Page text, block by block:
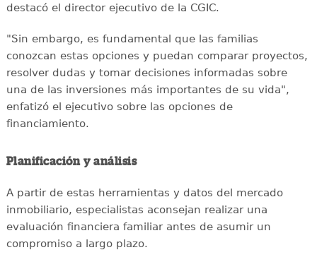
destacó el director ejecutivo de la CGIC.
"Sin embargo, es fundamental que las familias
conozcan estas opciones y puedan comparar proyectos,
resolver dudas y tomar decisiones informadas sobre
una de las inversiones más importantes de su vida",
enfatizó el ejecutivo sobre las opciones de
financiamiento.
Planificación y análisis
A partir de estas herramientas y datos del mercado
inmobiliario, especialistas aconsejan realizar una
evaluación financiera familiar antes de asumir un
compromiso a largo plazo.